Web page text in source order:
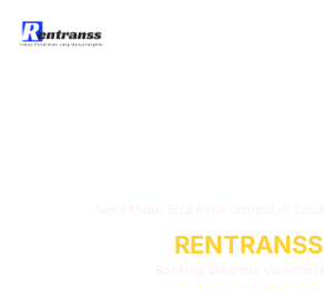
RENTRANSS